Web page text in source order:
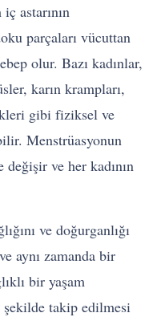
astarının
parçaları vücuttan
olur. Bazı kadınlar,
karın krampları,
gibi fiziksel ve
Menstrüasyonun
ve her kadının
ve doğurganlığı
aynı zamanda bir
bir yaşam
takip edilmesi